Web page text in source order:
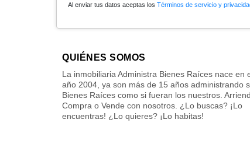
Al enviar tus datos aceptas los Términos de servicio y
QUIÉNES SOMOS
La inmobiliaria Administra Bienes Raíces nace en
año 2004, ya son más de 15 años administrando
Bienes Raíces como si fueran los nuestros.
Compra o Vende con nosotros. ¿Lo buscas? ¡Lo
encuentras! ¿Lo quieres? ¡Lo habitas!